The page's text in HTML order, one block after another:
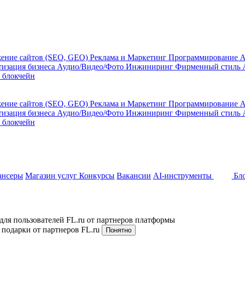
сайтов (SEO, GEO) Реклама и Маркетинг Программирование
бизнеса Аудио/Видео/Фото Инжиниринг Фирменный стиль
сайтов (SEO, GEO) Реклама и Маркетинг Программирование
бизнеса Аудио/Видео/Фото Инжиниринг Фирменный стиль
Магазин услуг Конкурсы Вакансии AI-инструменты
пользователей FL.ru от партнеров платформы
от партнеров FL.ru
Понятно